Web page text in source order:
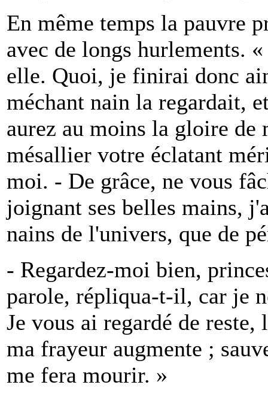
En même temps la pauvre
avec de longs hurlements.
elle. Quoi, je finirai donc
méchant nain la regardait,
aurez au moins la gloire
mésallier votre éclatant
moi. - De grâce, ne vous
joignant ses belles mains,
nains de l'univers, que de
- Regardez-moi bien,
parole, répliqua-t-il, car je
Je vous ai regardé de
ma frayeur augmente ;
me fera mourir. »